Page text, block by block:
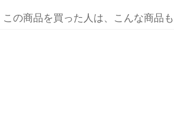
この商品を買った人は、こんな商品